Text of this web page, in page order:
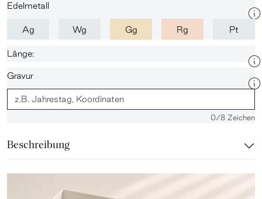
Edelmetall
Ag Wg Gg Rg Pt
Länge:
Gravur
0/8 Zeichen
Beschreibung